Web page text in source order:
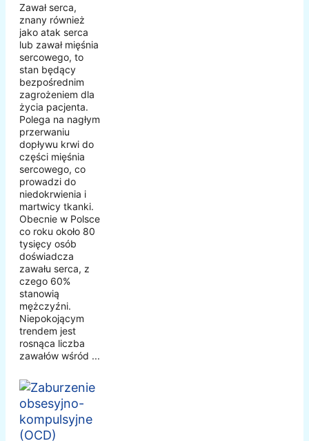
Zawał serca,
znany również
jako atak serca
lub zawał mięśnia
sercowego, to
stan będący
bezpośrednim
zagrożeniem dla
życia pacjenta.
Polega na nagłym
przerwaniu
dopływu krwi do
części mięśnia
sercowego, co
prowadzi do
niedokrwienia i
martwicy tkanki.
Obecnie w Polsce
co roku około 80
tysięcy osób
doświadcza
zawału serca, z
czego 60%
stanowią
mężczyźni.
Niepokojącym
trendem jest
rosnąca liczba
zawałów wśród ...